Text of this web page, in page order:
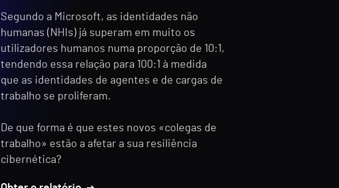
Segundo a Microsoft, as identidades não
humanas (NHIs) já superam em muito os
utilizadores humanos numa proporção de 10:1,
tendendo essa relação para 100:1 à medida
que as identidades de agentes e de cargas de
trabalho se proliferam.
De que forma é que estes novos «colegas de
trabalho» estão a afetar a sua resiliência
cibernética?